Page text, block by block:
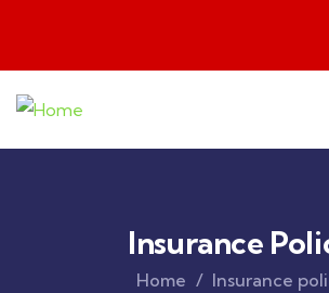
Insurance
Home Insurance